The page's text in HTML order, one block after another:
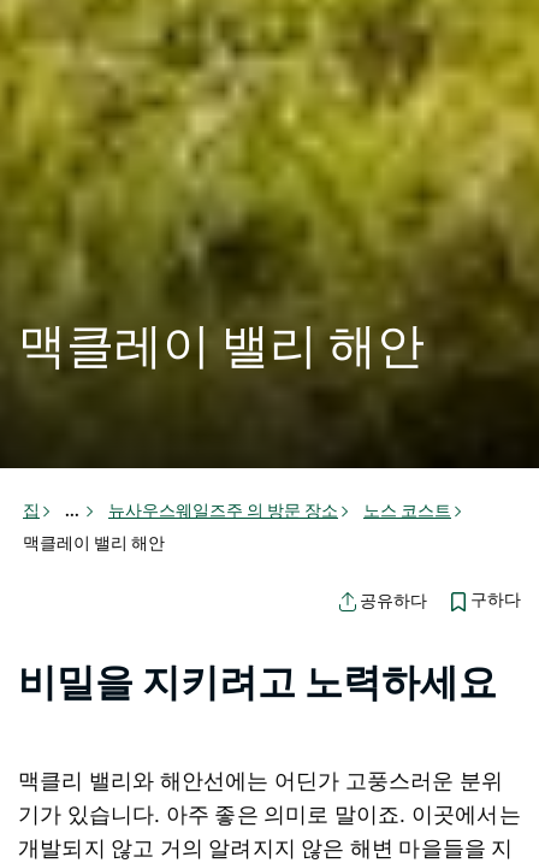
맥클레이 밸리 해안
집 ... 뉴사우스웨일즈주 의 방문 장소
노스 코스트
맥클레이 밸리 해안
공유하다 구하다
비밀을 지키려고 노력하세요
맥클리 밸리와 해안선에는 어딘가 고풍스러운 분위
기가 있습니다. 아주 좋은 의미로 말이죠. 이곳에서는
개발되지 않고 거의 알려지지 않은 해변 마을들을 지